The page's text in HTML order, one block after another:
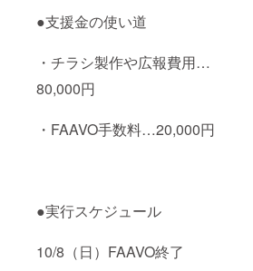
●支援金の使い道
・チラシ製作や広報費用…
80,000円
・FAAVO手数料…20,000円
●実行スケジュール
10/8（日）FAAVO終了